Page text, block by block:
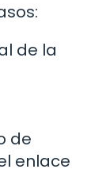
de la
de
enlace